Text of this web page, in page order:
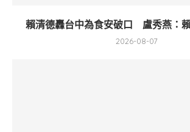
賴清德轟台中為食安破口 盧秀燕：
2026-08-07